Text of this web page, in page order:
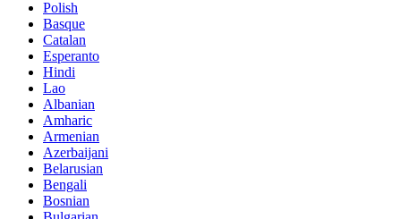
Polish
Basque
Catalan
Esperanto
Hindi
Lao
Albanian
Amharic
Armenian
Azerbaijani
Belarusian
Bengali
Bosnian